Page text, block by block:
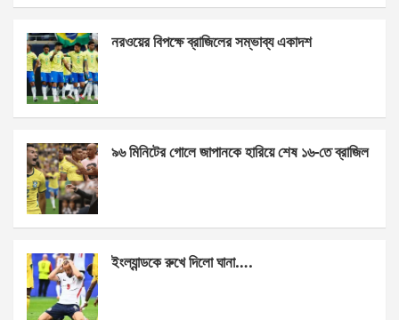
b
o
o
k
n
g
er
s
p
e
নরওয়ের বিপক্ষে ব্রাজিলের সম্ভাব্য একাদশ
৯৬ মিনিটের গোলে জাপানকে হারিয়ে শেষ ১৬-তে ব্রাজিল
ইংল্যান্ডকে রুখে দিলো ঘানা….